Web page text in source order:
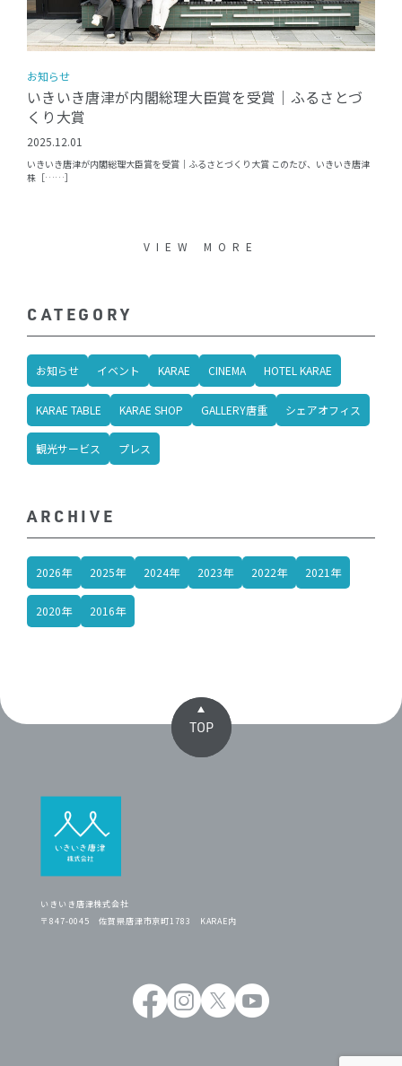
CATEGORY
お知らせ イベント KARAE CINEMA HOTEL KARAE
KARAE TABLE KARAE SHOP GALLERY唐重 シェアオフィス
観光サービス プレス
ARCHIVE
2026年 2025年 2024年 2023年 2022年 2021年
2020年 2016年
お知らせ
いきいき唐津が内閣総理大臣賞を受賞｜ふるさとづ
くり大賞
2025.12.01
いきいき唐津が内閣総理大臣賞を受賞｜ふるさとづくり大賞 このたび、いきいき唐津
株［……］
VIEW MORE
TOP
いきいき唐津株式会社
〒847-0045 佐賀県唐津市京町1783 KARAE内